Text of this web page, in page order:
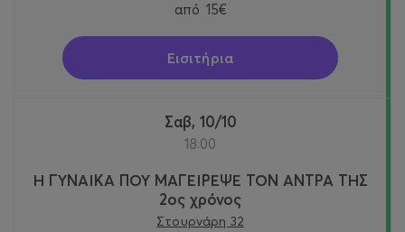
από 15€
Εισιτήρια
Σαβ, 10/10
18:00
Η ΓΥΝΑΙΚΑ ΠΟΥ ΜΑΓΕΙΡΕΨΕ ΤΟΝ ΑΝΤΡΑ ΤΗΣ
2ος χρόνος
Στουρνάρη 32